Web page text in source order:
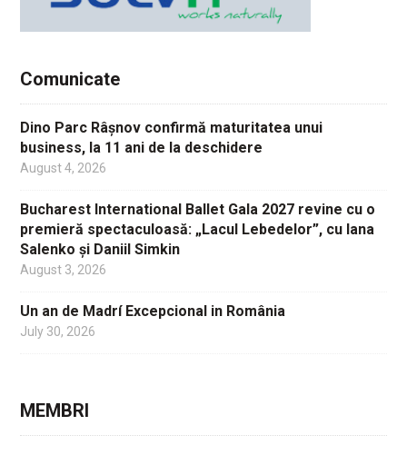
Comunicate
Dino Parc Râșnov confirmă maturitatea unui
business, la 11 ani de la deschidere
August 4, 2026
Bucharest International Ballet Gala 2027 revine cu o
premieră spectaculoasă: „Lacul Lebedelor”, cu Iana
Salenko și Daniil Simkin
August 3, 2026
Un an de Madrí Excepcional in România
July 30, 2026
MEMBRI